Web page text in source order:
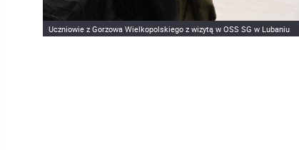
Uczniowie z Gorzowa Wielkopolskiego z wizytą w OSS SG w Lubaniu